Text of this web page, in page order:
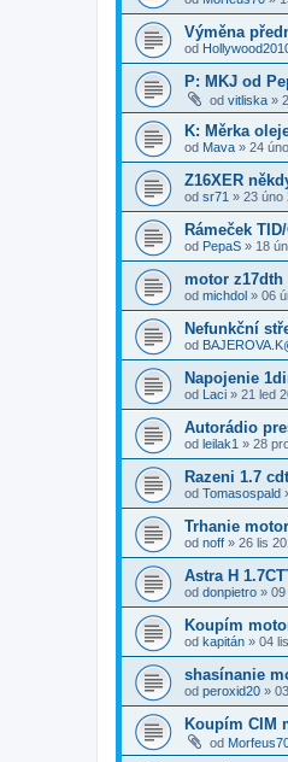
Výměna
od
P: MKJ od
od vitliska »
K: Měrka
od Mava » 24
Z16XER
od sr71 » 23 úno
Rámeček
od PepaS » 18
motor z17dth
od michdol » 06
Nefunkční
od
Napojenie
od Laci » 21 led
Autorádio
od leilak1 » 28
Razeni 1.7
od Tomasospald
Trhanie
od noff » 26 lis
Astra H
od donpietro » 09
Koupím
od kapitán » 04
shasínanie
od peroxid20 »
Koupím CIM
od